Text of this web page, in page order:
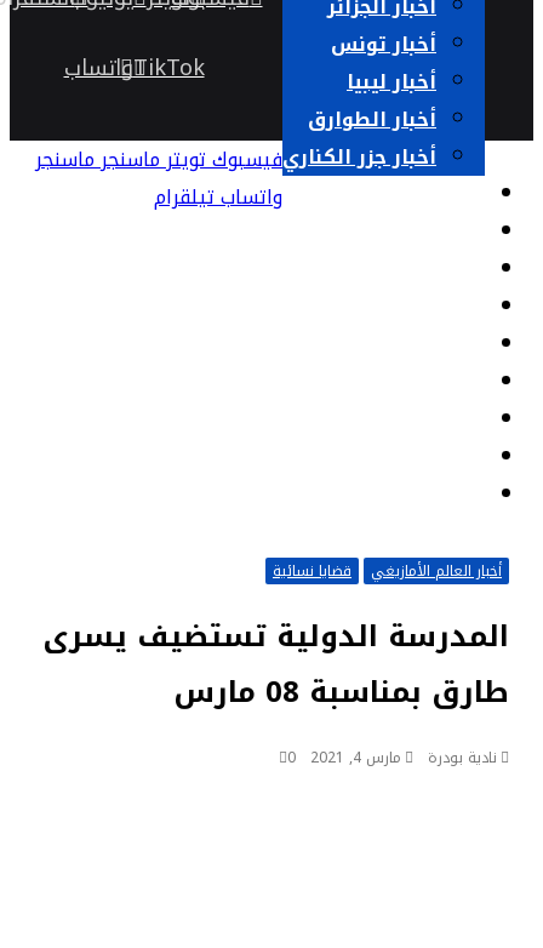
أخبار تونس
أخبار ليبيا
أخبار الطوارق
أخبار جزر الكناري
أخبار العالم الأمازيغي قضايا نسائية
المدرسة الدولية تستضيف يسرى
طارق بمناسبة 08 مارس
نادية بودرة مارس 4, 2021 0
TikTokواتساب
فيسبوكتويترماسنجرماسنجر
واتسابتيلقرام